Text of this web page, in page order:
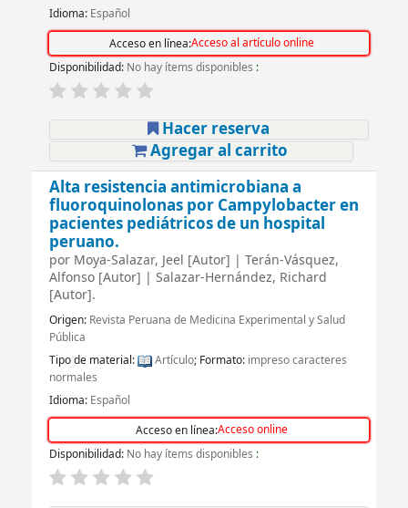
Idioma: Español
Acceso en línea:Acceso al artículo online
Disponibilidad: No hay ítems disponibles :
Hacer reserva
Agregar al carrito
Alta resistencia antimicrobiana a
fluoroquinolonas por Campylobacter en
pacientes pediátricos de un hospital
peruano.
por Moya-Salazar, Jeel [Autor] | Terán-Vásquez,
Alfonso[Autor] | Salazar-Hernández, Richard
[Autor].
Origen: Revista Peruana de Medicina Experimental y Salud
Pública
Tipo de material:
Artículo; Formato: impreso caracteres
normales
Idioma: Español
Acceso en línea:Acceso online
Disponibilidad: No hay ítems disponibles :